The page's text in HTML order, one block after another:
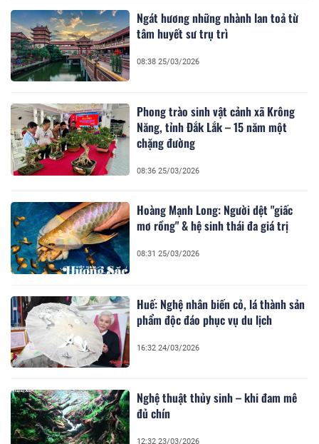
Ngát hương những nhành lan toả từ
tâm huyết sư trụ trì
08:38 25/03/2026
Phong trào sinh vật cảnh xã Krông
Năng, tỉnh Đắk Lắk – 15 năm một
chặng đường
08:36 25/03/2026
Hoàng Mạnh Long: Người dệt "giấc
mơ rồng" & hệ sinh thái đa giá trị
08:31 25/03/2026
Huế: Nghệ nhân biến cỏ, lá thành sản
phẩm độc đáo phục vụ du lịch
16:32 24/03/2026
Nghệ thuật thủy sinh – khi đam mê
đủ chín
12:32 23/03/2026